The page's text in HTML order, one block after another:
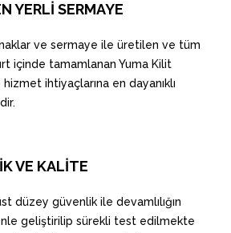
YERLİ SERMAYE
ve sermaye ile üretilen ve tüm
içinde tamamlanan Yuma Kilit
ihtiyaçlarına en dayanıklı
VE KALİTE
düzey güvenlik ile devamlılığın
geliştirilip sürekli test edilmekte